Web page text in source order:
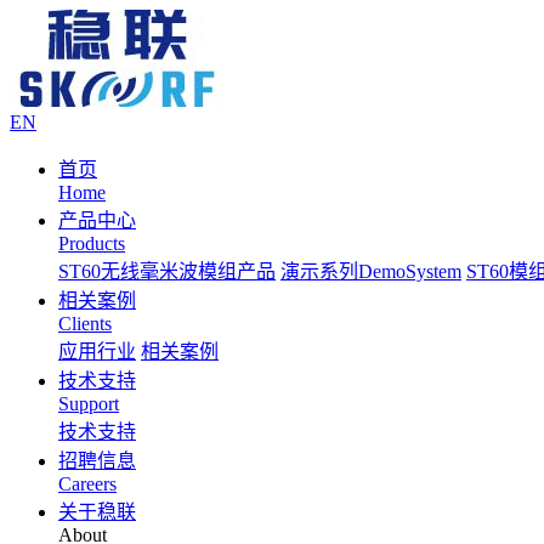
EN
首页
Home
产品中心
Products
ST60无线毫米波模组产品 演示系列DemoSystem ST60模
相关案例
Clients
应用行业 相关案例
技术支持
Support
技术支持
招聘信息
Careers
关于稳联
About